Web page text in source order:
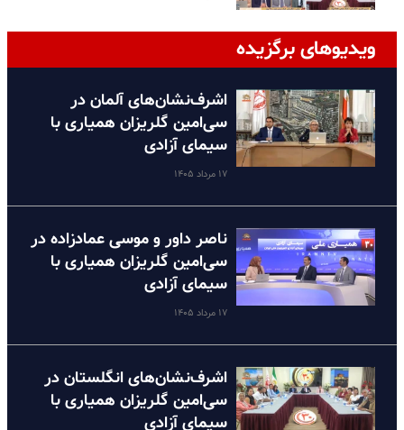
ویدیوهای برگزیده
اشرف‌نشان‌های آلمان در
سی‌امین گلریزان همیاری با
سیمای آزادی
۱۷ مرداد ۱۴۰۵
ناصر داور و موسی عمادزاده در
سی‌امین گلریزان همیاری با
سیمای آزادی
۱۷ مرداد ۱۴۰۵
اشرف‌نشان‌های انگلستان در
سی‌امین گلریزان همیاری با
سیمای آزادی